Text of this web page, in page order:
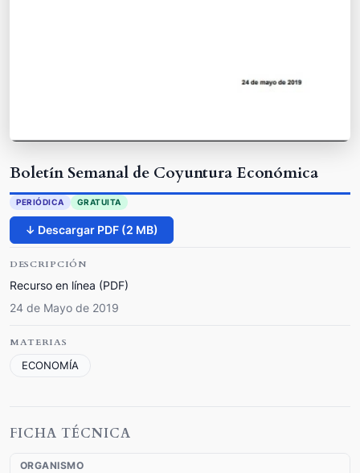
Boletín Semanal de Coyuntura Económica
PERIÓDICA GRATUITA
↓ Descargar PDF (2 MB)
DESCRIPCIÓN
Recurso en línea (PDF)
24 de Mayo de 2019
MATERIAS
ECONOMÍA
FICHA TÉCNICA
ORGANISMO